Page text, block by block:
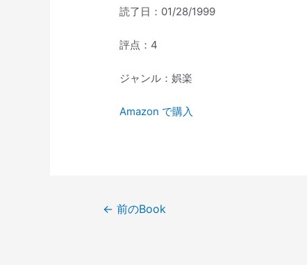
読了日：01/28/1999
評点：4
ジャンル：娯楽
Amazon で購入
← 前のBook